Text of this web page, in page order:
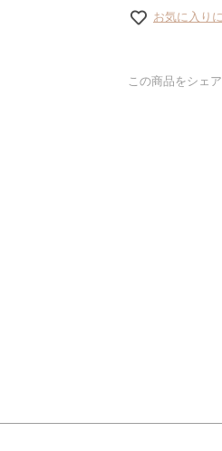
お気に入り
この商品をシェア